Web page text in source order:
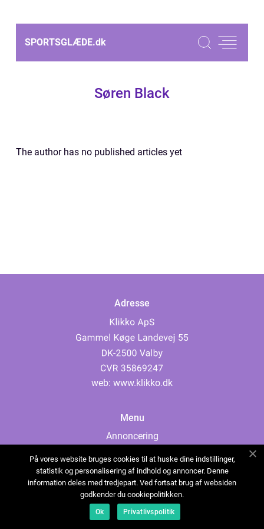
SPORTSGLÆDE.dk
Søren Black
The author has no published articles yet
Adresse
web: www.klikko.dk
Menu
Annoncering
Cookies
Kontakt os
Sitemap
På vores website bruges cookies til at huske dine indstillinger,
statistik og personalisering af indhold og annoncer. Denne
information deles med tredjepart. Ved fortsat brug af websiden
godkender du cookiepolitikken.
Ok Privatlivspolitik